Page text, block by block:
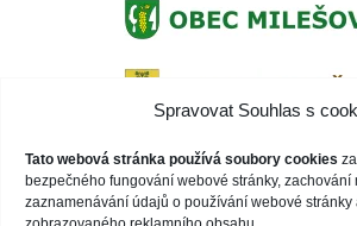
Spravovat Souhlas s
Tato webová stránka používá soubory cookies
bezpečného fungování webové stránky, zachování
zaznamenávání údajů o používání webové